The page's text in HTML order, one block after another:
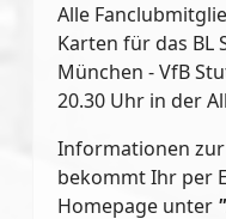
Alle
Karten für das BL
München - VfB
20.30 Uhr in der
Informationen
bekommt Ihr per
Homepage unter